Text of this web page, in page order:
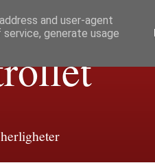
and user-agent
generate usage